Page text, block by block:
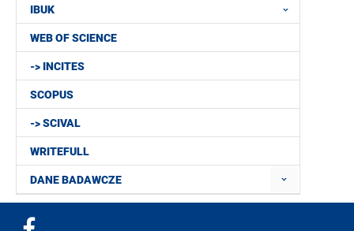
IBUK
WEB OF SCIENCE
-> INCITES
SCOPUS
-> SCIVAL
WRITEFULL
DANE BADAWCZE